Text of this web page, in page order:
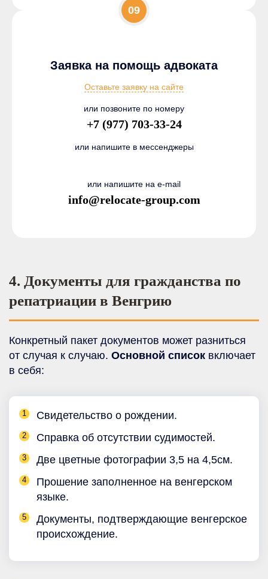
09
Заявка на помощь адвоката
Оставьте заявку на сайте
или позвоните по номеру
+7 (977) 703-33-24
или напишите в мессенджеры
или напишите на e-mail
info@relocate-group.com
4. Документы для гражданства по
репатриации в Венгрию
Конкретный пакет документов может разниться
от случая к случаю. Основной список включает
в себя:
Свидетельство о рождении.
Справка об отсутствии судимостей.
Две цветные фотографии 3,5 на 4,5см.
Прошение заполненное на венгерском
языке.
Документы, подтверждающие венгерское
происхождение.